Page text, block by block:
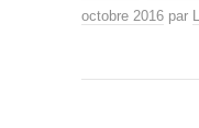
octobre 2016 par